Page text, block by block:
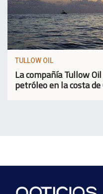
TULLOW OIL
La compañía Tullow
petróleo en la costa de